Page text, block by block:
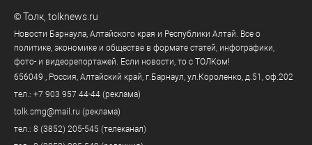
©Толк tolknews.ru
Новости Барнаула, Алтайского края и Республики Алтай. Все о
политике, экономике и обществе в формате статей, инфографики,
фото- и видеорепортажей. Если новости, то с ТОЛКом!
656049
, Россия, Алтайский край, г. Барнаул ул.Короленко, д.51, оф.202
тел.: +7 903 957 44-44 (реклама)
tolk.smg@mail.ru (реклама)
тел.: 8 (3852) 205-545 (телеканал)